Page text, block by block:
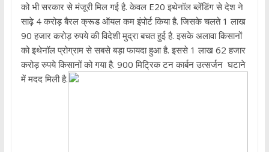
को भी सरकार से मंजूरी मिल गई है. केवल E20 इथेनॉल ब्लेंडिंग से देश ने
साढ़े 4 करोड़ बैरल क्रूड ऑयल कम इंपोर्ट किया है. जिसके चलते 1 लाख
90 हजार करोड़ रुपये की विदेशी मुद्रा बचत हुई है. इसके अलावा किसानों
को इथेनॉल प्रोग्राम से सबसे बड़ा फायदा हुआ है. इससे 1 लाख 62 हजार
करोड़ रुपये किसानों को गया है. 900 मिट्रिक टन कार्बन उत्सर्जन घटाने
में मदद मिली है.